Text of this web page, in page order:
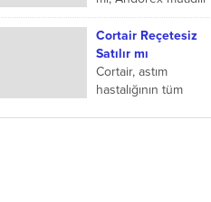
nedir ya da Andorex
reçetesiz alınır mı? bu
soruların yanıtlarını
sizler de yazımız
içerisinde...
Cortair Reçetesiz
Satılır mı
Cortair, astım
hastalığının tüm